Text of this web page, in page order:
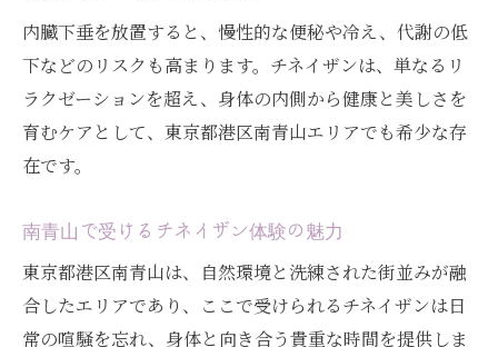
チネイザン体験者が語るお腹の変化事例
トレンドの表参道エリアで選ばれる理由
内臓下垂ケアが注目される背景を解説
美しい腹部を目指す女性へ贈る選択肢
美容と健康を両立する内臓ケアのコツ
内臓下垂改善は美しい姿勢づくりから
継続的ケアがもたらす腹部の変化
内臓下垂を放置すると、慢性的な便秘や冷え、代謝の低
下などのリスクも高まります。チネイザンは、単なるリ
ラクゼーションを超え、身体の内側から健康と美しさを
育むケアとして、東京都港区南青山エリアでも希少な存
在です。
南青山で受けるチネイザン体験の魅力
東京都港区南青山は、自然環境と洗練された街並みが融
合したエリアであり、ここで受けられるチネイザンは日
常の喧騒を忘れ、身体と向き合う貴重な時間を提供しま